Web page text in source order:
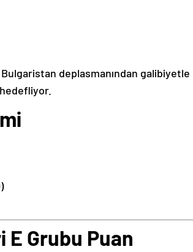
deplasmanından galibiyetle
E Grubu Puan